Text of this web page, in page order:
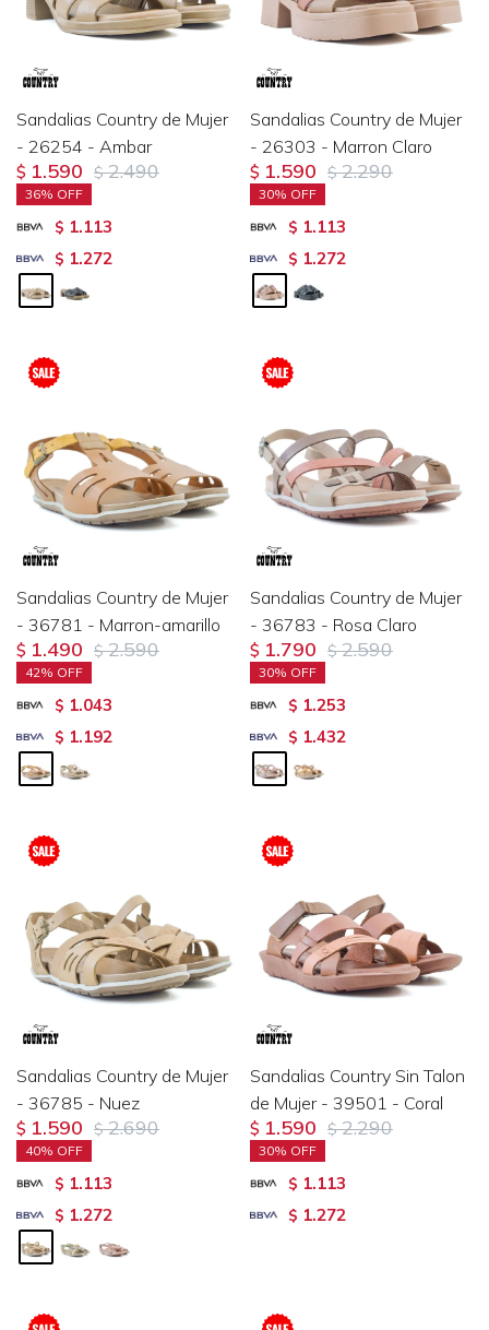
Sandalias Country de Mujer
- 26254 - Ambar
$ 1.590 $ 2.490
36
$ 1.113
$ 1.272
Sandalias Country de Mujer
- 26303 - Marron Claro
$ 1.590 $ 2.290
30
$ 1.113
$ 1.272
Sandalias Country de Mujer
- 36781 - Marron-amarillo
$ 1.490 $ 2.590
42
$ 1.043
$ 1.192
Sandalias Country de Mujer
- 36783 - Rosa Claro
$ 1.790 $ 2.590
30
$ 1.253
$ 1.432
Sandalias Country de Mujer
- 36785 - Nuez
$ 1.590 $ 2.690
40
$ 1.113
$ 1.272
Sandalias Country Sin Talon
de Mujer - 39501 - Coral
$ 1.590 $ 2.290
30
$ 1.113
$ 1.272